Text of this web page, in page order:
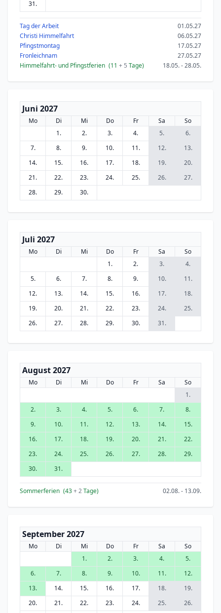
31.
Tag der Arbeit
01.05.27
Christi Himmelfahrt
06.05.27
Pfingstmontag
17.05.27
Fronleichnam
27.05.27
Himmelfahrt- und Pfingstferien (11 + 5 Tage) 18.05. - 28.05.
Juni 2027
Mo Di Mi Do Fr Sa
So
1.
2. 3. 4. 5.
6.
7.
8. 9. 10. 11. 12.
13.
14.
15. 16. 17. 18. 19.
20.
21.
22. 23. 24. 25. 26.
27.
28.
29. 30.
Juli 2027
Mo Di Mi Do Fr Sa
So
1.
2. 3.
4.
5.
6. 7. 8. 9. 10.
11.
12.
13. 14. 15. 16. 17.
18.
19.
20. 21. 22. 23. 24.
25.
26.
27. 28. 29. 30. 31.
August 2027
Mo Di Mi Do Fr Sa
So
1.
2.
3. 4. 5. 6. 7.
8.
9.
10. 11. 12. 13. 14.
15.
16.
17. 18. 19. 20. 21.
22.
23.
24. 25. 26. 27. 28.
29.
30.
31.
Sommerferien (43+ 2Tage) 02.08. - 13.09.
September 2027
Mo Di Mi Do Fr Sa
So
1.
2. 3. 4.
5.
6.
7. 8. 9. 10. 11.
12.
13.
14. 15. 16. 17. 18.
19.
20.
21. 22. 23. 24. 25.
26.